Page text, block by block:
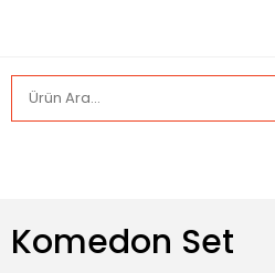
Komedon Set